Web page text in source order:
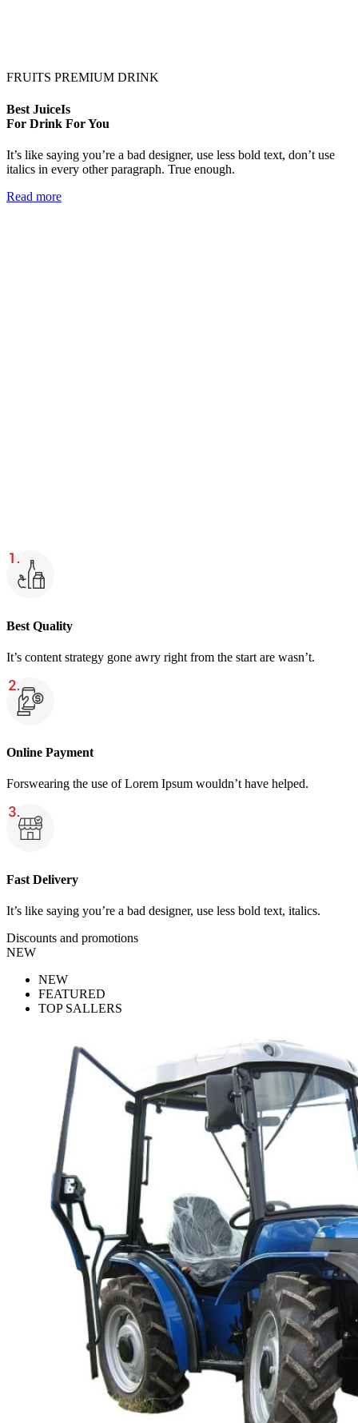
FRUITS PREMIUM DRINK
Best JuiceIs
For Drink For You
It’s like saying you’re a bad designer, use less bold text, don’t use
italics in every other paragraph. True enough.
Read more
Best Quality
It’s content strategy gone awry right from the start are wasn’t.
Online Payment
Forswearing the use of Lorem Ipsum wouldn’t have helped.
Fast Delivery
It’s like saying you’re a bad designer, use less bold text, italics.
Discounts and promotions
NEW
NEW
FEATURED
TOP SALLERS